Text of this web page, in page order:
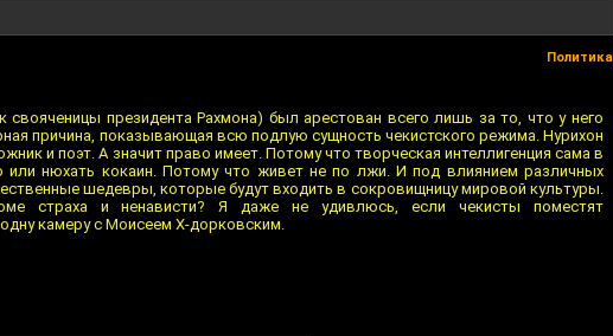
Политика
президента Рахмона) был арестован всего лишь за то, что у него
причина, показывающая всю подлую сущность чекистского режима. Нурихон
и поэт. А значит право имеет. Потому что творческая интеллигенция сама в
или нюхать кокаин. Потому что живет не по лжи. И под влиянием различных
шедевры, которые будут входить в сокровищницу мировой культуры.
страха и ненависти? Я даже не удивлюсь, если чекисты поместят
камеру с Моисеем Х-дорковским.